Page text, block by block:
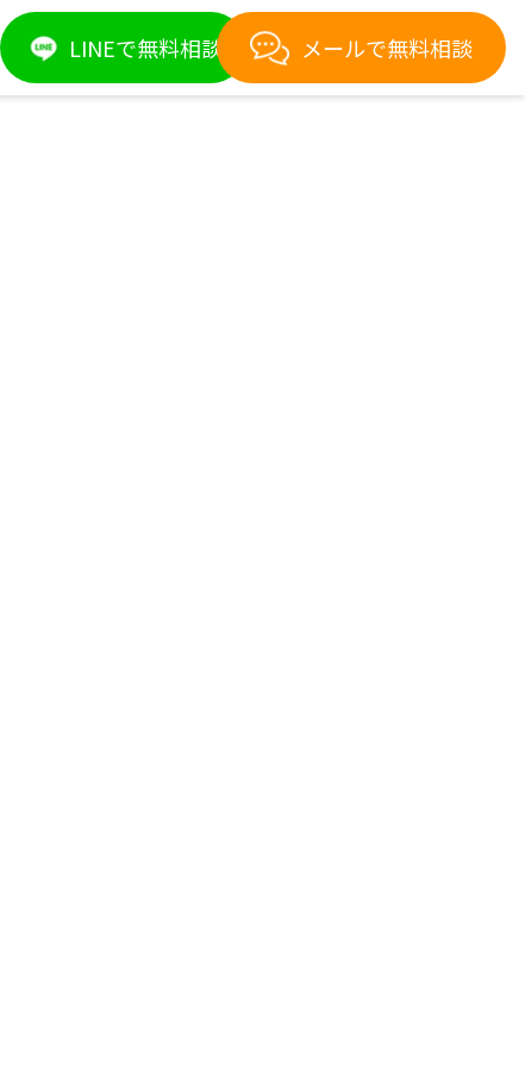
LINEで無料相談 メールで無料相談